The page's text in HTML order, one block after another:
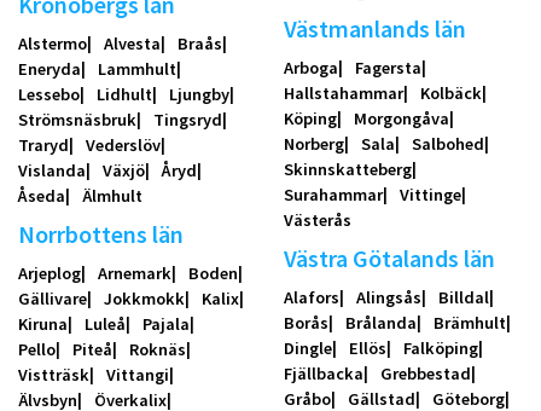
Alstermo Alvesta
Braås
Eneryda
Lammhult
Lessebo
Lidhult
Ljungby
Strömsnäsbruk
Tingsryd
Traryd
Vederslöv
Vislanda
Växjö
Åryd
Åseda
Älmhult
Norrbottens län
Arjeplog Arnemark
Boden
Gällivare
Jokkmokk
Kalix
Kiruna
Luleå
Pajala
Pello
Piteå
Roknäs
Vistträsk
Vittangi
Älvsbyn
Överkalix
Västmanlands län
Arboga
Fagersta
Hallstahammar
Kolbäck
Köping
Morgongåva
Norberg
Sala
Salbohed
Skinnskatteberg
Surahammar
Vittinge
Västerås
Västra Götalands län
Alafors Alingsås
Billdal
Borås
Brålanda
Brämhult
Dingle
Ellös
Falköping
Fjällbacka
Grebbestad
Gråbo
Gällstad
Göteborg